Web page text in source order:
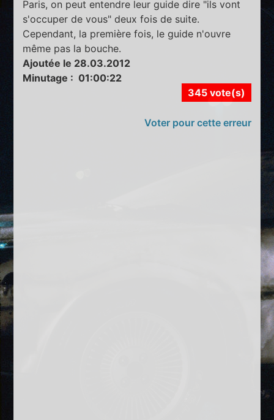
Paris, on peut entendre leur guide dire "ils vont
s'occuper de vous" deux fois de suite.
Cependant, la première fois, le guide n'ouvre
même pas la bouche.
Ajoutée le 28.03.2012
Minutage : 01:00:22
345 vote(s)
Voter pour cette erreur